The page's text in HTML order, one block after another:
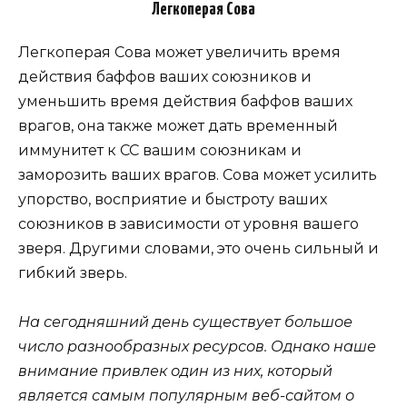
Легкоперая Сова
Легкоперая Сова может увеличить время
действия баффов ваших союзников и
уменьшить время действия баффов ваших
врагов, она также может дать временный
иммунитет к CC вашим союзникам и
заморозить ваших врагов. Сова может усилить
упорство, восприятие и быстроту ваших
союзников в зависимости от уровня вашего
зверя. Другими словами, это очень сильный и
гибкий зверь.
На сегодняшний день существует большое
число разнообразных ресурсов. Однако наше
внимание привлек один из них, который
является самым популярным веб-сайтом о